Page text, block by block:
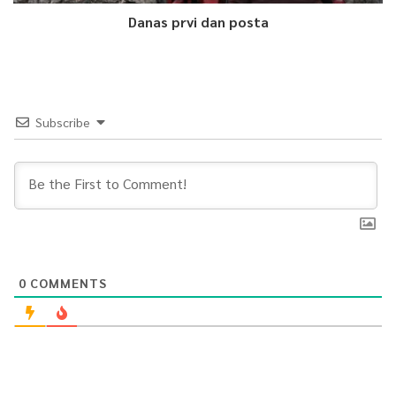
Danas prvi dan posta
Subscribe
0 COMMENTS